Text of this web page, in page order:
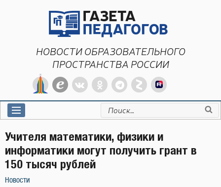
НОВОСТИ ОБРАЗОВАТЕЛЬНОГО
ПРОСТРАНСТВА РОССИИ
Искать:
Учителя математики, физики и
информатики могут получить грант в
150 тысяч рублей
Новости